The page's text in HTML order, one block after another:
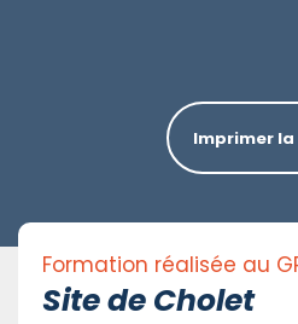
Formation réalisée au
Site de Cholet
Imprimer la